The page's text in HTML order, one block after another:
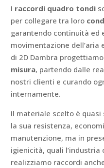
I raccordi quadro tondi
per collegare tra loro
garantendo continuità ed
movimentazione dell’aria
di 2D Dambra progettiamo
misura, partendo dalle
nostri clienti e curando
internamente.
Il materiale scelto è quasi
la sua resistenza,
manutenzione, ma in
igienicità, quali
realizziamo raccordi